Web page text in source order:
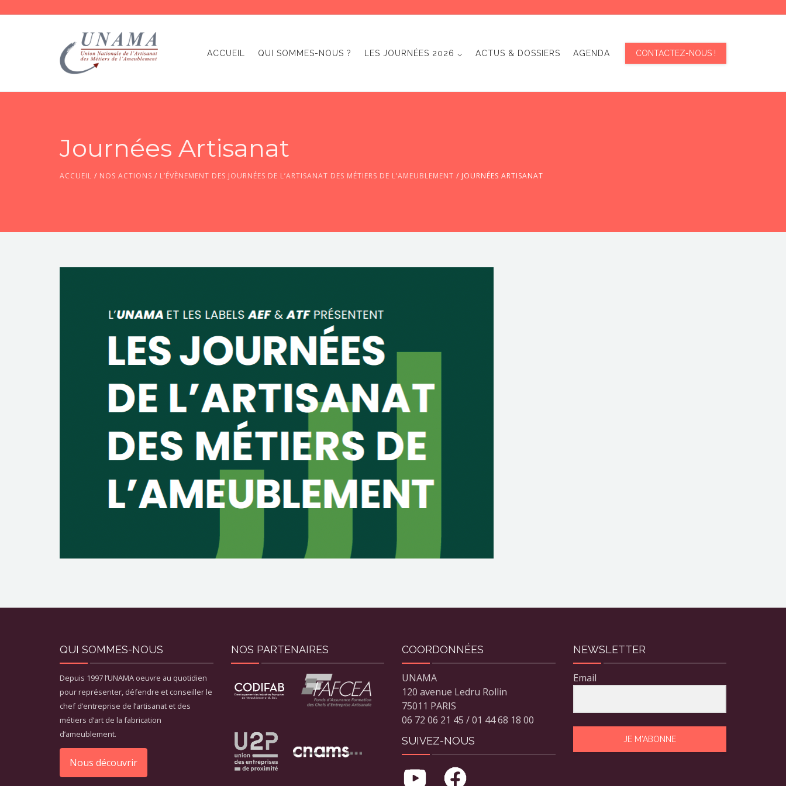
ACCUEIL QUI SOMMES-NOUS ? LES JOURNÉES 2026 ⌵ ACTUS & DOSSIERS AGENDA CONTACTEZ-NOUS !
Journées Artisanat
ACCUEIL / NOS ACTIONS / L’ÉVÈNEMENT DES JOURNÉES DE L’ARTISANAT DES MÉTIERS DE L’AMEUBLEMENT / JOURNÉES ARTISANAT
QUI SOMMES-NOUS
Depuis 1997 l’UNAMA oeuvre au quotidien
pour représenter, défendre et conseiller le
chef d’entreprise de l’artisanat et des
métiers d’art de la fabrication
d’ameublement.
Nous découvrir
NOS PARTENAIRES COORDONNÉES
UNAMA
120 avenue Ledru Rollin
75011 PARIS
06 72 06 21 45 / 01 44 68 18 00
SUIVEZ-NOUS
NEWSLETTER
Email
JE M'ABONNE